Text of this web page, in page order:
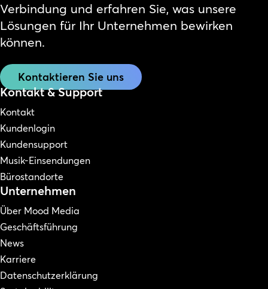
Verbindung und erfahren Sie, was unsere
Lösungen für Ihr Unternehmen bewirken
können.
Kontaktieren Sie uns
Kontakt & Support
Kontakt
Kundenlogin
Kundensupport
Musik-Einsendungen
Bürostandorte
Unternehmen
Über Mood Media
Geschäftsführung
News
Karriere
Datenschutzerklärung